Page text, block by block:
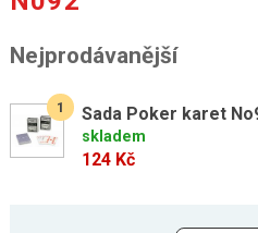
Nejprodávanější
1 Sada Poker karet
skladem
124 Kč